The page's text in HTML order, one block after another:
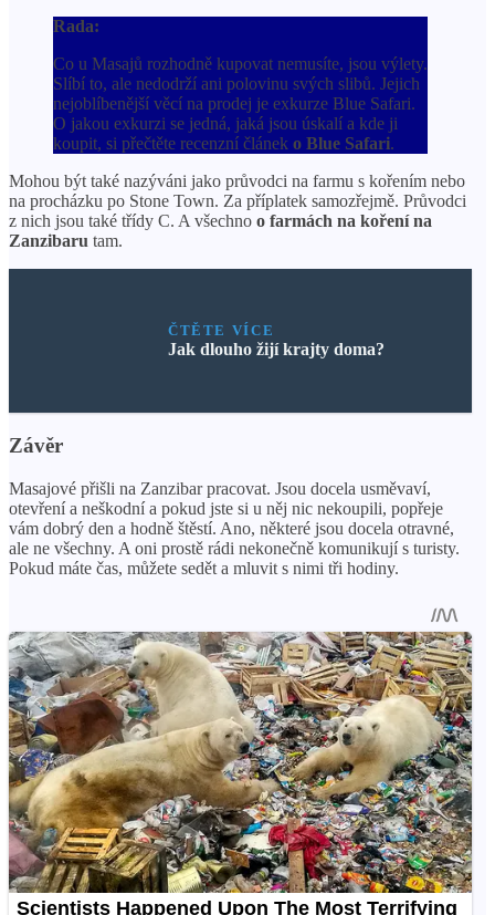
Rada:
Co u Masajů rozhodně kupovat nemusíte, jsou výlety.
Slíbí to, ale nedodrží ani polovinu svých slibů. Jejich
nejoblíbenější věcí na prodej je exkurze Blue Safari.
O jakou exkurzi se jedná, jaká jsou úskalí a kde ji
koupit, si přečtěte recenzní článek o Blue Safari.
Mohou být také nazýváni jako průvodci na farmu s kořením nebo
na procházku po Stone Town. Za příplatek samozřejmě. Průvodci
z nich jsou také třídy C. A všechno o farmách na koření na
Zanzibaru tam.
ČTĚTE VÍCE
Jak dlouho žijí krajty doma?
Závěr
Masajové přišli na Zanzibar pracovat. Jsou docela usměvaví,
otevření a neškodní a pokud jste si u něj nic nekoupili, popřeje
vám dobrý den a hodně štěstí. Ano, některé jsou docela otravné,
ale ne všechny. A oni prostě rádi nekonečně komunikují s turisty.
Pokud máte čas, můžete sedět a mluvit s nimi tři hodiny.